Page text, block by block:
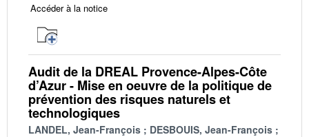
Accéder à la notice
Audit de la DREAL Provence-Alpes-Côte
d’Azur - Mise en oeuvre de la politique de
prévention des risques naturels et
technologiques
LANDEL, Jean-François DESBOUIS, Jean-François